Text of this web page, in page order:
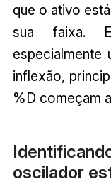
que o ativo
sua faixa.
especialmente
inflexão,
%D começam
oscilador